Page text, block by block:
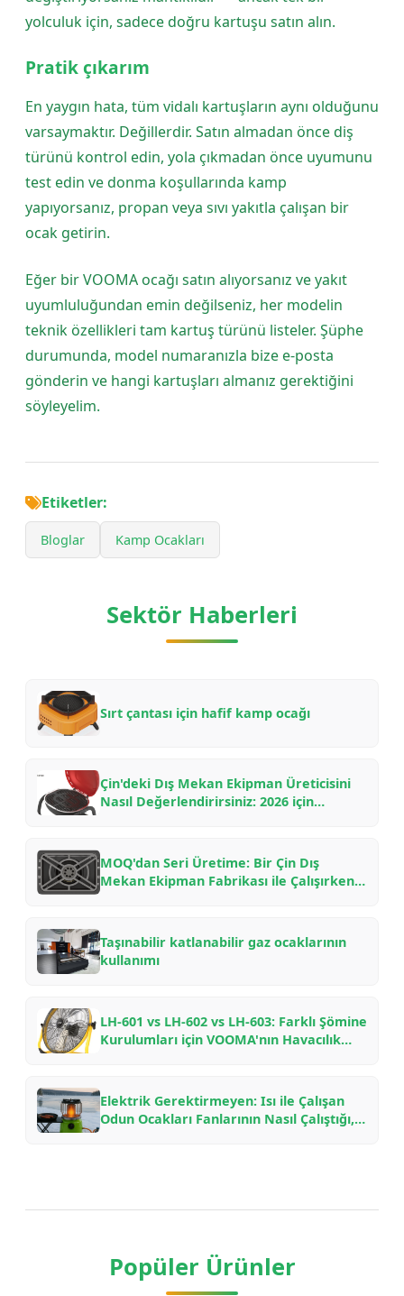
yolculuk için, sadece doğru kartuşu satın alın.
Pratik çıkarım
En yaygın hata, tüm vidalı kartuşların aynı olduğunu
varsaymaktır. Değillerdir. Satın almadan önce diş
türünü kontrol edin, yola çıkmadan önce uyumunu
test edin ve donma koşullarında kamp
yapıyorsanız, propan veya sıvı yakıtla çalışan bir
ocak getirin.
Eğer bir VOOMA ocağı satın alıyorsanız ve yakıt
uyumluluğundan emin değilseniz, her modelin
teknik özellikleri tam kartuş türünü listeler. Şüphe
durumunda, model numaranızla bize e-posta
gönderin ve hangi kartuşları almanız gerektiğini
söyleyelim.
Etiketler:
Bloglar Kamp Ocakları
Sektör Haberleri
Sırt çantası için hafif kamp ocağı
Çin'deki Dış Mekan Ekipman Üreticisini
Nasıl Değerlendirirsiniz: 2026 için
MOQ'dan Seri Üretime: Bir Çin Dış
Mekan Ekipman Fabrikası ile Çalışırken
Taşınabilir katlanabilir gaz ocaklarının
kullanımı
LH-601 vs LH-602 vs LH-603: Farklı Şömine
Kurulumları için VOOMA'nın Havacılık
Elektrik Gerektirmeyen: Isı ile Çalışan
Odun Ocakları Fanlarının Nasıl Çalıştığı,
Popüler Ürünler